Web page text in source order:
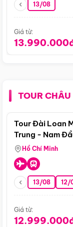
13/08
Giá từ:
TOUR CHÂU
Tour Đài Loan
Trung - Nam
Hồ Chí Minh
13/08 12/
Giá từ: